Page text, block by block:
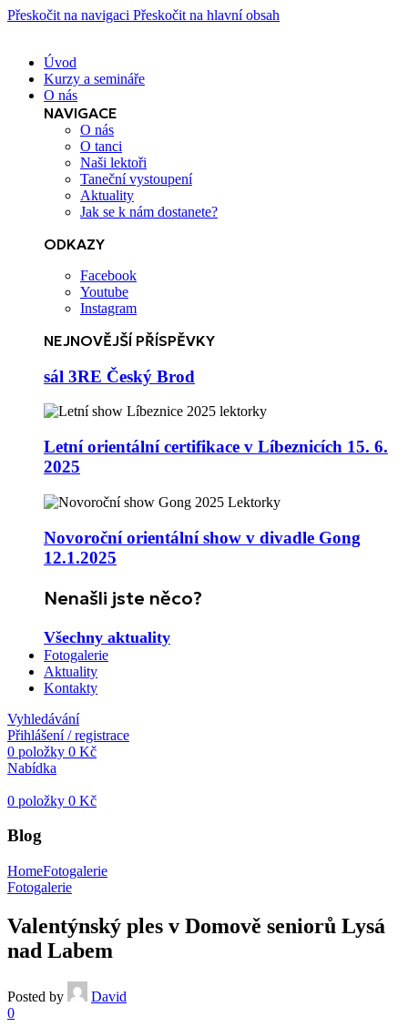
Přeskočit na navigaci Přeskočit na hlavní obsah
Úvod
Kurzy a semináře
O nás
NAVIGACE
O nás
O tanci
Naši lektoři
Taneční vystoupení
Aktuality
Jak se k nám dostanete?
ODKAZY
Facebook
Youtube
Instagram
NEJNOVĚJŠÍ PŘÍSPĚVKY
sál 3RE Český Brod
Letní orientální certifikace v Líbeznicích 15. 6.
2025
Novoroční orientální show v divadle Gong
12.1.2025
Nenašli jste něco?
Všechny aktuality
Fotogalerie
Aktuality
Kontakty
Vyhledávání
Přihlášení / registrace
0 položky 0 Kč
Nabídka
0 položky 0 Kč
Blog
HomeFotogalerie
Fotogalerie
Valentýnský ples v Domově seniorů Lysá
nad Labem
Posted by
David
0